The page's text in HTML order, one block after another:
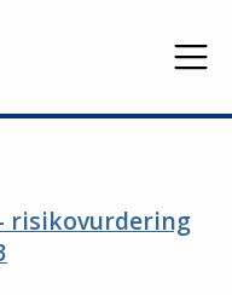
risikovurdering